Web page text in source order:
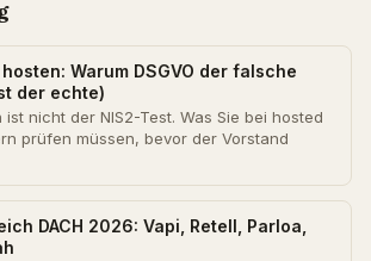
Warum DSGVO der falsche
der echte)
ist nicht der NIS2-Test. Was Sie bei hosted
prüfen müssen, bevor der Vorstand
DACH 2026: Vapi, Retell, Parloa,